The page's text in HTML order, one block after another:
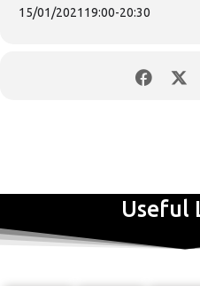
15/01/2021 19:00-20:30
Useful